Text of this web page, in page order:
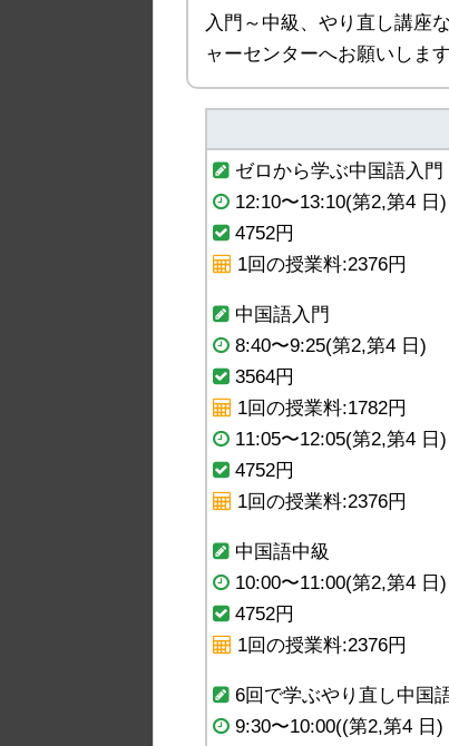
入門～中級、やり直し講座
ャーセンターへお願いします
ゼロから学ぶ中国語入門
12:10〜13:10(第2,第4 日)
4752円
1回の授業料:2376円
中国語入門
8:40〜9:25(第2,第4 日)
3564円
1回の授業料:1782円
11:05〜12:05(第2,第4 日)
4752円
1回の授業料:2376円
中国語中級
10:00〜11:00(第2,第4 日)
4752円
1回の授業料:2376円
6回で学ぶやり直し中国
9:30〜10:00((第2,第4 日)